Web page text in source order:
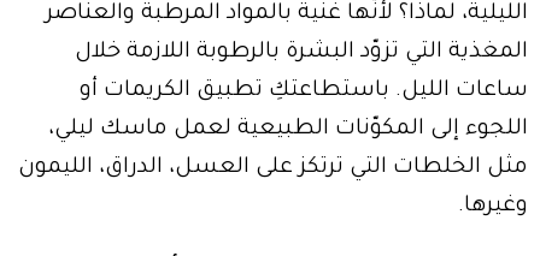
الليلية، لماذا؟ لأنّها غنية بالمواد المرطبة والعناصر
المغذية التي تزوّد البشرة بالرطوبة اللازمة خلال
ساعات الليل. باستطاعتكِ تطبيق الكريمات أو
اللجوء إلى المكوّنات الطبيعية لعمل ماسك ليلي،
مثل الخلطات التي ترتكز على العسل، الدراق، الليمون
وغيرها.